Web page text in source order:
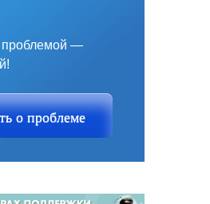
проблемой —
о проблеме